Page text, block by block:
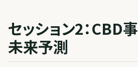
セッション2：CBD
未来予測